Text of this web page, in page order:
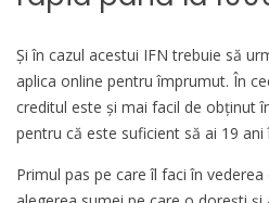
Şi în cazul acestui IFN trebuie să
aplica online pentru împrumut. În
creditul este şi mai facil de obţinut
pentru că este suficient să ai 19 ani
Primul pas pe care îl faci în